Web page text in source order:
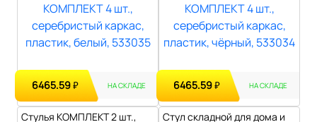
6465.59₽ НА СКЛАДЕ 6465.59₽ НА СКЛАДЕ
Стулья КОМПЛЕКТ 2 шт., Стул складной для дома и